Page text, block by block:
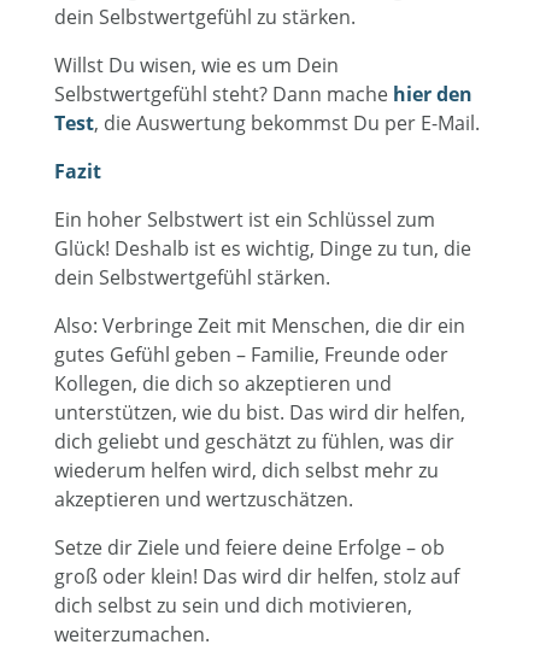
dein Selbstwertgefühl zu stärken.
Willst Du wisen, wie es um Dein
Selbstwertgefühl steht? Dann mache hier den
Test, die Auswertung bekommst Du per E-Mail.
Fazit
Ein hoher Selbstwert ist ein Schlüssel zum
Glück! Deshalb ist es wichtig, Dinge zu tun, die
dein Selbstwertgefühl stärken.
Also: Verbringe Zeit mit Menschen, die dir ein
gutes Gefühl geben – Familie, Freunde oder
Kollegen, die dich so akzeptieren und
unterstützen, wie du bist. Das wird dir helfen,
dich geliebt und geschätzt zu fühlen, was dir
wiederum helfen wird, dich selbst mehr zu
akzeptieren und wertzuschätzen.
Setze dir Ziele und feiere deine Erfolge – ob
groß oder klein! Das wird dir helfen, stolz auf
dich selbst zu sein und dich motivieren,
weiterzumachen.